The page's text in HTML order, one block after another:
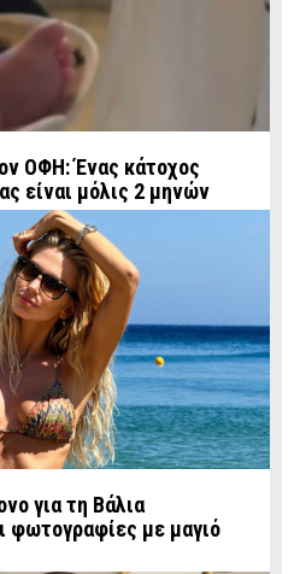
ΟΦΗ: Ένας κάτοχος
είναι μόλις 2 μηνών
για τη Βάλια
φωτογραφίες με μαγιό